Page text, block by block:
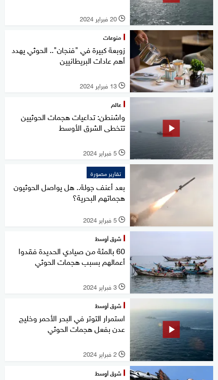
l 20 فبراير 2024
منوعات
زوبعة كبيرة في "فنجان".. الحوثي يهدد
أهم عادات البريطانيين
l 13 فبراير 2024
عالم
واشنطن: تداعيات هجمات الحوثيين
تتخطى الشرق الأوسط
l 5 فبراير 2024
تقارير مصورة
بعد أعنف جولة.. هل يواصل الحوثيون
هجماتهم البحرية؟
l 5 فبراير 2024
شرق أوسط
60 بالمئة من صيادي الحديدة فقدوا
أعمالهم بسبب هجمات الحوثي
l 3 فبراير 2024
شرق أوسط
استمرار التوتر في البحر الأحمر وخليج
عدن بفعل هجمات الحوثي
l 2 فبراير 2024
شرق أوسط